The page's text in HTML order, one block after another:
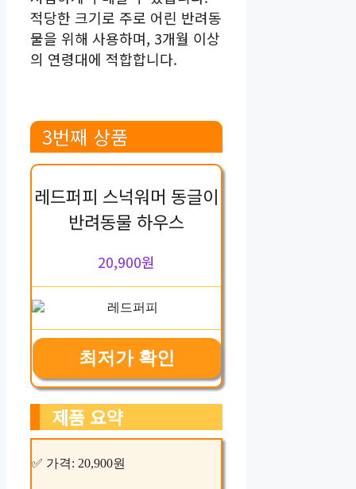
적당한 크기로 주로 어린 반려동
물을 위해 사용하며, 3개월 이상
의 연령대에 적합합니다.
3번째 상품
레드퍼피 스넉워머 동글이
반려동물 하우스
20,900원
최저가 확인
제품 요약
✅ 가격: 20,900원